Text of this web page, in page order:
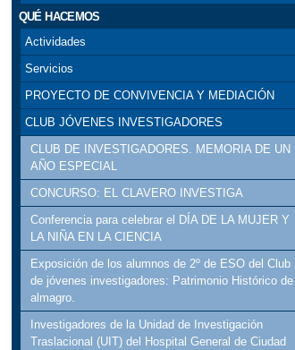
QUÉ HACEMOS
Actividades
Servicios
PROYECTO DE CONVIVENCIA Y MEDIACIÓN
CLUB JÓVENES INVESTIGADORES
CLUB DE INVESTIGADORES. MEMORIA DE UN
AÑO ESPECIAL
CONCURSO: EL CLAVERO INVESTIGA
Conferencia para celebrar el DÍA DE LA MUJER Y
LA NIÑA EN LA CIENCIA
Exposición de los alumnos de 2º de ESO del Club
de jóvenes investigadores: Patrimonio Histórico de
almagro.
Investigadores de la Unidad de Investigación
Traslacional (UIT) del Hospital General de Ciudad